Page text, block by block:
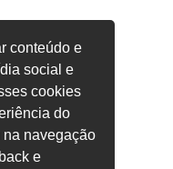
conteúdo e
social e
cookies
do
navegação
e